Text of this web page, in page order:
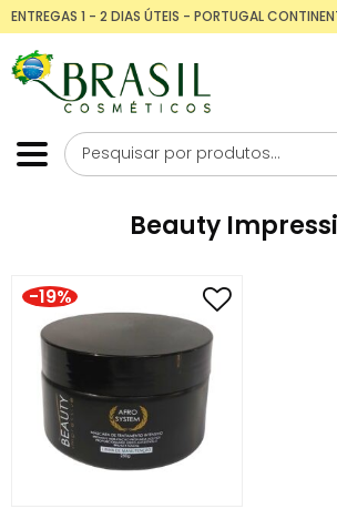
ENTREGAS 1 - 2 DIAS ÚTEIS - PORTUGAL
Beauty
-19%